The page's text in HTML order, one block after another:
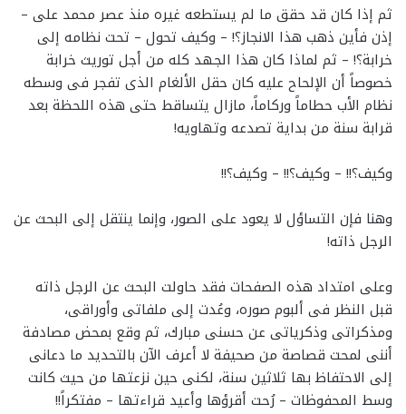
ثم إذا كان قد حقق ما لم يستطعه غيره منذ عصر محمد على –
إذن فأين ذهب هذا الانجاز؟! – وكيف تحول – تحت نظامه إلى
خرابة؟! – ثم لماذا كان هذا الجهد كله من أجل توريث خرابة
خصوصاً أن الإلحاح عليه كان حقل الألغام الذى تفجر فى وسطه
نظام الأب حطاماً وركاماً، مازال يتساقط حتى هذه اللحظة بعد
قرابة سنة من بداية تصدعه وتهاويه!
وكيف؟!! – وكيف؟!! – وكيف؟!!
وهنا فإن التساؤل لا يعود على الصور، وإنما ينتقل إلى البحث عن
الرجل ذاته!
وعلى امتداد هذه الصفحات فقد حاولت البحث عن الرجل ذاته
قبل النظر فى ألبوم صوره، وعُدت إلى ملفاتى وأوراقى،
ومذكراتى وذكرياتى عن حسنى مبارك، ثم وقع بمحض مصادفة
أننى لمحت قصاصة من صحيفة لا أعرف الآن بالتحديد ما دعانى
إلى الاحتفاظ بها ثلاثين سنة، لكنى حين نزعتها من حيث كانت
وسط المحفوظات – رُحت أقرؤها وأعيد قراءتها – مفتكراً!!